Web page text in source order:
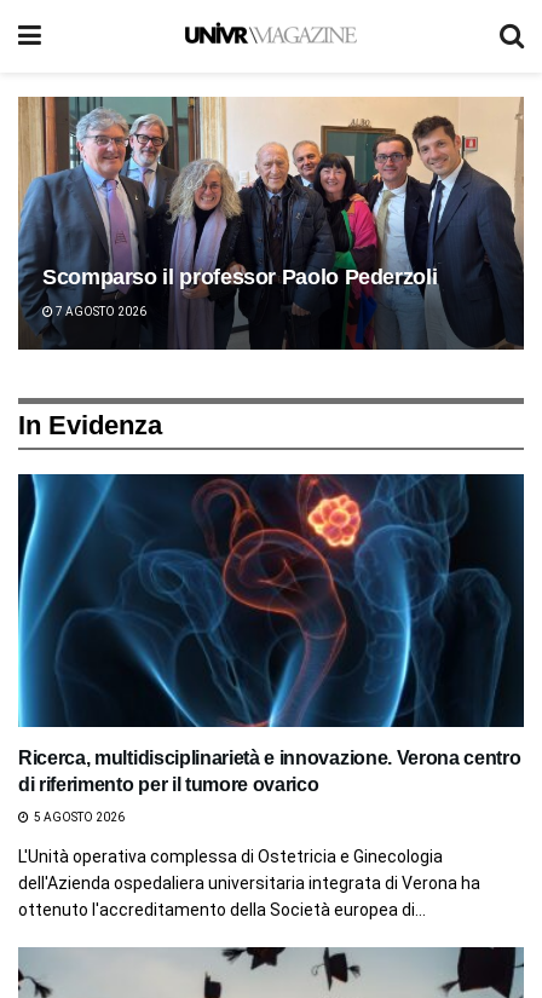
Scomparso il professor Paolo Pederzoli
7 AGOSTO 2026
In Evidenza
Ricerca, multidisciplinarietà e innovazione. Verona centro
di riferimento per il tumore ovarico
5 AGOSTO 2026
L'Unità operativa complessa di Ostetricia e Ginecologia
dell'Azienda ospedaliera universitaria integrata di Verona ha
ottenuto l'accreditamento della Società europea di...